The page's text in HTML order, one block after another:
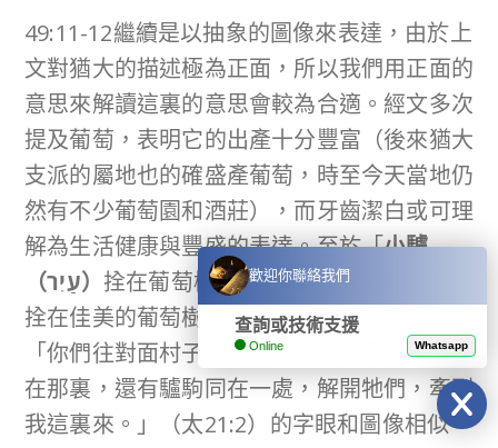
49:11-12繼續是以抽象的圖像來表達，由於上
文對猶大的描述極為正面，所以我們用正面的
意思來解讀這裏的意思會較為合適。經文多次
提及葡萄，表明它的出產十分豐富（後來猶大
支派的屬地也的確盛產葡萄，時至今天當地仍
然有不少葡萄園和酒莊），而牙齒潔白或可理
解為生活健康與豐盛的表達。至於「小驢
（עַיִר） 拴在葡萄樹上，把驢駒（
拴在佳美的葡萄樹上」則與耶書亞吩咐門徒
「你們往對面村子裏去，會立刻看見一匹驢拴
在那裏，還有驢駒同在一處，解開牠們，牽到
我這裏來。」（太21:2）的字眼和圖像相似。
歡迎你聯絡我們
查詢或技術支援
Online Whatsapp